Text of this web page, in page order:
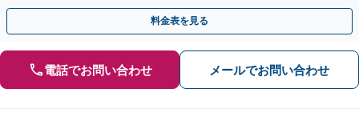
ます【扇町駅5分】
料金表を見る
電話でお問い合わせ メールでお問い合わせ